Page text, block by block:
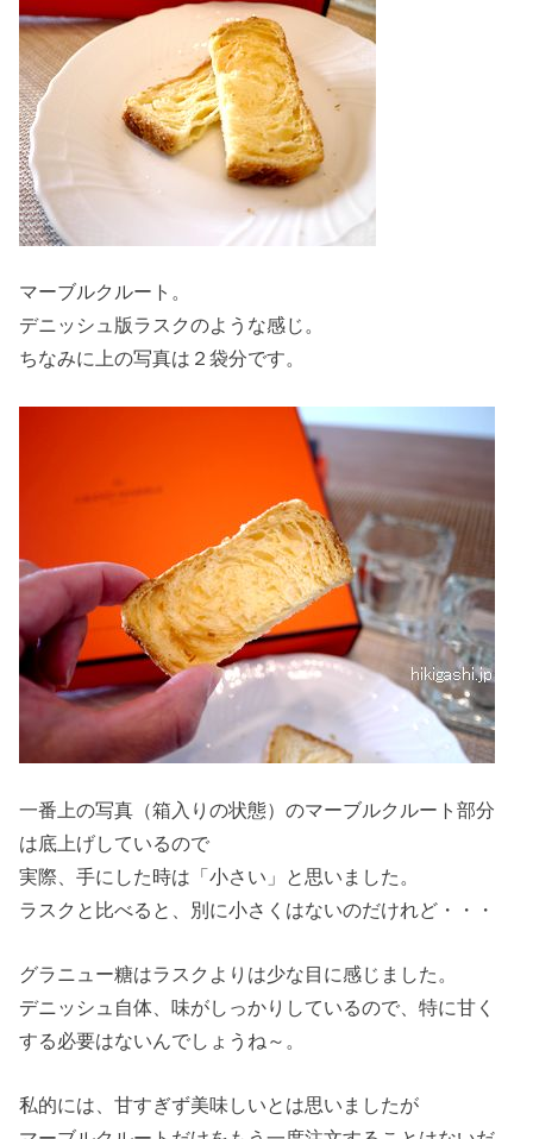
マーブルクルート。
デニッシュ版ラスクのような感じ。
ちなみに上の写真は２袋分です。
一番上の写真（箱入りの状態）のマーブルクルート部分
は底上げしているので
実際、手にした時は「小さい」と思いました。
ラスクと比べると、別に小さくはないのだけれど・・・
グラニュー糖はラスクよりは少な目に感じました。
デニッシュ自体、味がしっかりしているので、特に甘く
する必要はないんでしょうね～。
私的には、甘すぎず美味しいとは思いましたが